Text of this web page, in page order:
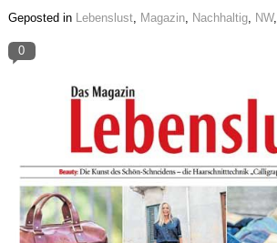
Geposted in Lebenslust, Magazin, Nachhaltig, NW,
0